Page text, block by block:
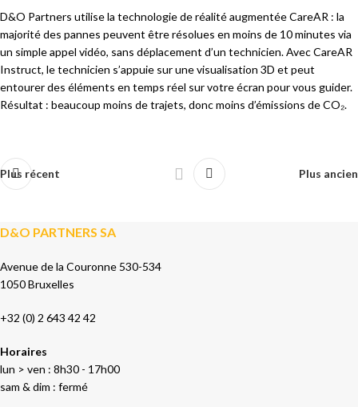
D&O Partners utilise la technologie deréalité augmentée CareAR : la
majoritédes pannes peuvent être résolues en moins de 10 minutes via
un simple appel vidéo, sans déplacement d’un technicien. AvecCareAR
Instruct, le technicien s’appuie sur une visualisation 3D et peut
entourer des éléments en temps réel sur votre écran pour vous guider.
Résultat : beaucoup moins de trajets, doncmoins d’émissions de CO₂.
Plus récent Plus ancien
D&O PARTNERS SA
Avenue de la Couronne 530-534
1050 Bruxelles
+32 (0) 2 643 42 42
Horaires
lun > ven : 8h30 - 17h00
sam & dim : fermé